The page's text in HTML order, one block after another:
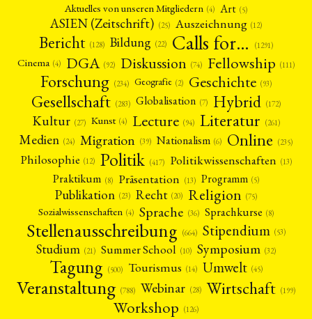
Aktuelles von unseren Mitgliedern (4) Art (5)
ASIEN (Zeitschrift) (25) Auszeichnung (12)
Bericht (128) Bildung (22) Calls for… (1291)
Cinema (4) DGA (92) Diskussion (74) Fellowship (111)
Forschung (234) Geografie (2) Geschichte (93)
Gesellschaft (283) Globalisation (7) Hybrid (172)
Kultur (27) Kunst (4) Lecture (94) Literatur (261)
Medien (24) Migration (39) Nationalism (6) Online (235)
Philosophie (12) Politik (417) Politikwissenschaften (13)
Praktikum (8) Präsentation (13) Programm (5)
Publikation (23) Recht (20) Religion (75)
Sozialwissenschaften (4) Sprache (36) Sprachkurse (8)
Stellenausschreibung (664) Stipendium (53)
Studium (21) Summer School (10) Symposium (32)
Tagung (500) Tourismus (14) Umwelt (45)
Veranstaltung (788) Webinar (28) Wirtschaft (199)
Workshop (126)